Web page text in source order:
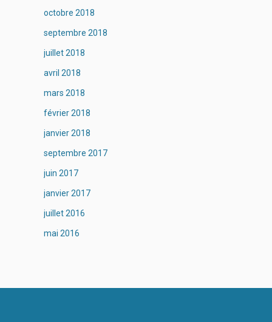
octobre 2018
septembre 2018
juillet 2018
avril 2018
mars 2018
février 2018
janvier 2018
septembre 2017
juin 2017
janvier 2017
juillet 2016
mai 2016